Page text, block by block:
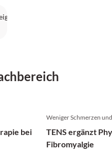
bei
Weniger Schmerzen
TENS ergänzt
Fibromyalgie